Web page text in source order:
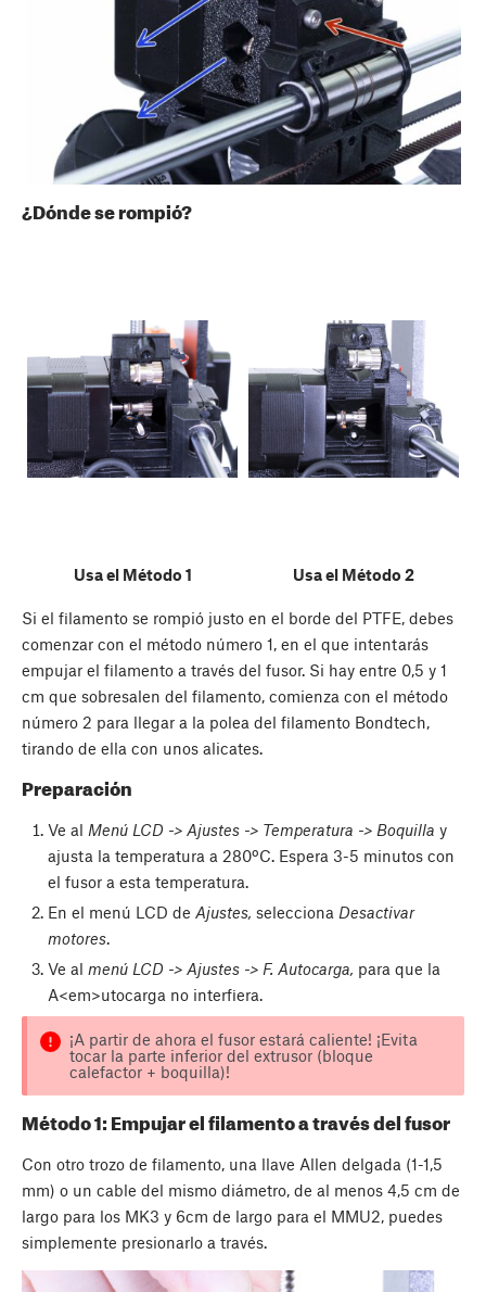
¿Dónde se rompió?
Usa el Método 1 Usa el Método 2
Si el filamento se rompió justo en el borde del PTFE, debes
comenzar con el método número 1, en el que intentarás
empujar el filamento a través del fusor. Si hay entre 0,5 y 1
cm que sobresalen del filamento, comienza con el método
número 2 para llegar a la polea del filamento Bondtech,
tirando de ella con unos alicates.
Preparación
Ve al Menú LCD -> Ajustes -> Temperatura -> Boquilla y
ajusta la temperatura a 280ºC. Espera 3-5 minutos con
el fusor a esta temperatura.
En el menú LCD de Ajustes, selecciona Desactivar
motores.
Ve al menú LCD -> Ajustes -> F. Autocarga, para que la
A<em>utocarga no interfiera.
¡A partir de ahora el fusor estará caliente! ¡Evita
tocar la parte inferior del extrusor (bloque
calefactor + boquilla)!
Método 1: Empujar el filamento a través del fusor
Con otro trozo de filamento, una llave Allen delgada (1-1,5
mm) o un cable del mismo diámetro, de al menos 4,5 cm de
largo para los MK3 y 6cm de largo para el MMU2, puedes
simplemente presionarlo a través.